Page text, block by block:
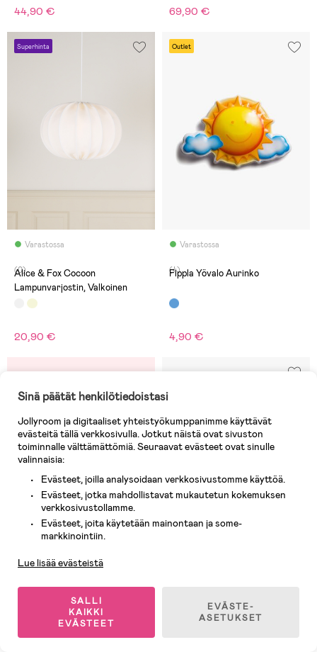
44,90 € 69,90 €
Superhinta
Varastossa
(0)
Alice & Fox Cocoon
Lampunvarjostin, Valkoinen
20,90 €
Outlet
Varastossa
(4)
Fippla Yövalo Aurinko
4,90 €
Sinä päätät henkilötiedoistasi
Jollyroom ja digitaaliset yhteistyökumppanimme käyttävät
evästeitä tällä verkkosivulla. Jotkut näistä ovat sivuston
toiminnalle välttämättömiä. Seuraavat evästeet ovat sinulle
valinnaisia:
Evästeet, joilla analysoidaan verkkosivustomme käyttöä.
Evästeet, jotka mahdollistavat mukautetun kokemuksen
verkkosivustollamme.
Evästeet, joita käytetään mainontaan ja some-
markkinointiin.
Lue lisää evästeistä
SALLI
KAIKKI
EVÄSTEET
EVÄSTE-
ASETUKSET